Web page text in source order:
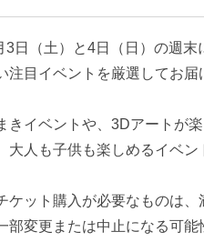
3日（土）と4日（日）の週
注目イベントを厳選してお届
きイベントや、3Dアートが
大人も子供も楽しめるイベン
ケット購入が必要なものは
部変更または中止になる可